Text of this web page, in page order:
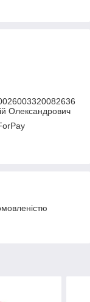
Олександрович